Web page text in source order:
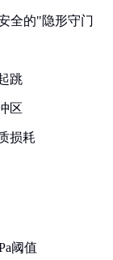
全的"隐形守门
跳
区
损耗
阈值